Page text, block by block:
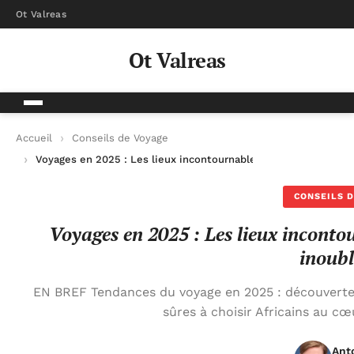
Ot Valreas
Ot Valreas
Accueil
Conseils de Voyage
Voyages en 2025 : Les lieux incontournables à explorer pour
CONSEILS
Voyages en 2025 : Les lieux
EN BREF Tendances du voyage en 2025 :
sûres à choisir Africains au